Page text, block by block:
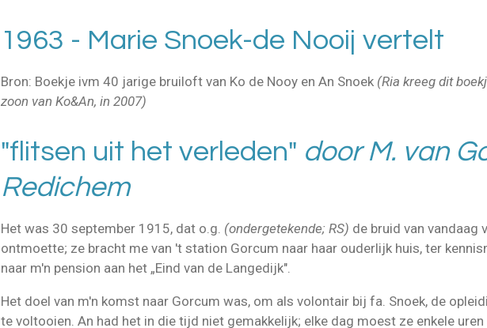
1963 - Marie Snoek-de Nooij vertelt
Bron: Boekje ivm 40 jarige bruiloft van Ko de Nooy en An Snoek (Ria kreeg dit
zoon van Ko&An, in 2007)
"flitsen uit het verleden" door M. van
Redichem
Het was 30 september 1915, dat o.g. (ondergetekende; RS) de bruid van vandaag
ontmoette; ze bracht me van 't station Gorcum naar haar ouderlijk huis, ter
naar m'n pension aan het „Eind van de Langedijk".
Het doel van m'n komst naar Gorcum was, om als volontair bij fa. Snoek, de
te voltooien. An had het in die tijd niet gemakkelijk; elke dag moest ze enkele